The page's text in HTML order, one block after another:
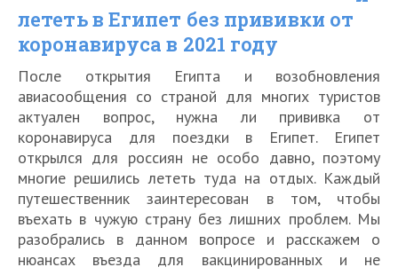
2021
году
лететь в Египет без прививки от
коронавируса в 2021 году
После открытия Египта и возобновления
авиасообщения со страной для многих туристов
актуален вопрос, нужна ли прививка от
коронавируса для поездки в Египет. Египет
открылся для россиян не особо давно, поэтому
многие решились лететь туда на отдых. Каждый
путешественник заинтересован в том, чтобы
въехать в чужую страну без лишних проблем. Мы
разобрались в данном вопросе и расскажем о
нюансах въезда для вакцинированных и не